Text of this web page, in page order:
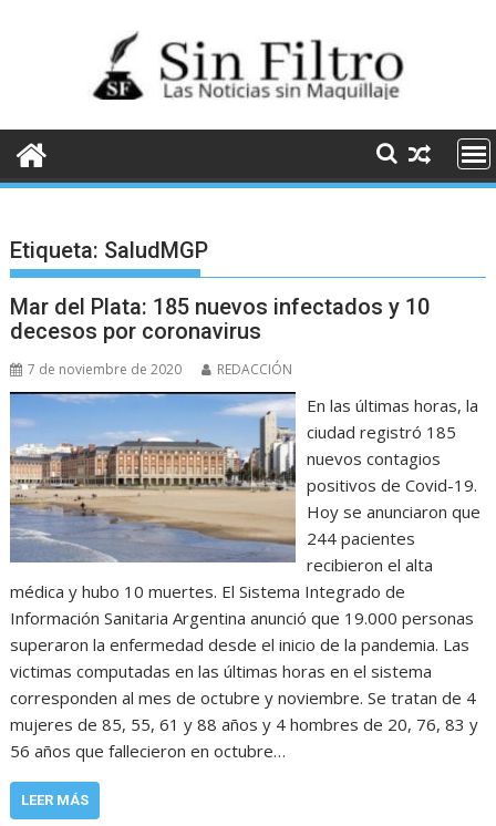
Etiqueta: SaludMGP
Mar del Plata: 185 nuevos infectados y 10
decesos por coronavirus
7 de noviembre de 2020 REDACCIÓN
En las últimas horas, la
ciudad registró 185
nuevos contagios
positivos de Covid-19.
Hoy se anunciaron que
244 pacientes
recibieron el alta
médica y hubo 10 muertes. El Sistema Integrado de
Información Sanitaria Argentina anunció que 19.000 personas
superaron la enfermedad desde el inicio de la pandemia. Las
victimas computadas en las últimas horas en el sistema
corresponden al mes de octubre y noviembre. Se tratan de 4
mujeres de 85, 55, 61 y 88 años y 4 hombres de 20, 76, 83 y
56 años que fallecieron en octubre…
LEER MÁS